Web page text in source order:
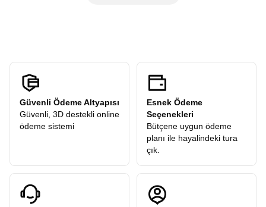
Güvenli Ödeme Altyapısı
Güvenli, 3D destekli online
ödeme sistemi
Esnek Ödeme
Seçenekleri
Bütçene uygun ödeme
planı ile hayalindeki tura
çık.